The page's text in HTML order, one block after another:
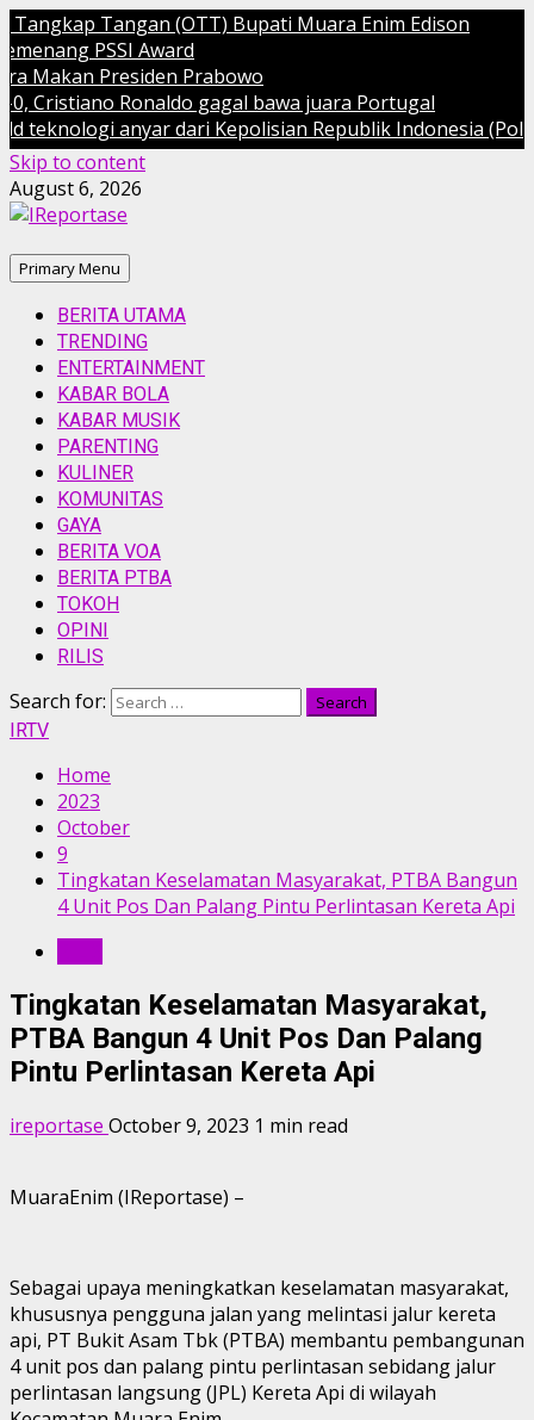
Tangan (OTT) Bupati Muara Enim Edison
PSSI Award
Presiden Prabowo
Ronaldo gagal bawa juara Portugal
anyar dari Kepolisian Republik Indonesia (Polri)
Skip to content
August 6, 2026
Primary Menu
BERITA UTAMA
TRENDING
ENTERTAINMENT
KABAR BOLA
KABAR MUSIK
PARENTING
KULINER
KOMUNITAS
GAYA
BERITA VOA
BERITA PTBA
TOKOH
OPINI
RILIS
Search for:
IRTV
Home
2023
October
9
Tingkatan Keselamatan Masyarakat, PTBA Bangun
4 Unit Pos Dan Palang Pintu Perlintasan Kereta Api
Tingkatan Keselamatan Masyarakat,
PTBA Bangun 4 Unit Pos Dan Palang
Pintu Perlintasan Kereta Api
ireportase October 9, 2023 1 min read
MuaraEnim (IReportase) –
Sebagai upaya meningkatkan keselamatan masyarakat,
khususnya pengguna jalan yang melintasi jalur kereta
api, PT Bukit Asam Tbk (PTBA) membantu pembangunan
4 unit pos dan palang pintu perlintasan sebidang jalur
perlintasan langsung (JPL) Kereta Api di wilayah